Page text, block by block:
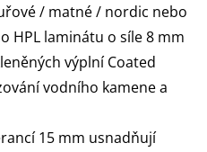
/ matné / nordic nebo
HPL laminátu o síle 8 mm
výplní Coated
vodního kamene a
15 mm usnadňují